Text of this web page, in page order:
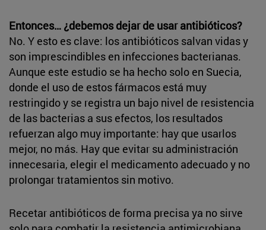
Entonces… ¿debemos dejar de usar antibióticos?
No. Y esto es clave: los antibióticos salvan vidas y
son imprescindibles en infecciones bacterianas.
Aunque este estudio se ha hecho solo en Suecia,
donde el uso de estos fármacos está muy
restringido y se registra un bajo nivel de resistencia
de las bacterias a sus efectos, los resultados
refuerzan algo muy importante: hay que usarlos
mejor, no más. Hay que evitar su administración
innecesaria, elegir el medicamento adecuado y no
prolongar tratamientos sin motivo.
Recetar antibióticos de forma precisa ya no sirve